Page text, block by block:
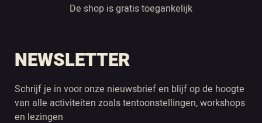
De shop is gratis toegankelijk
NEWSLETTER
Schrijf je in voor onze nieuwsbrief en blijf op de hoogte
van alle activiteiten zoals tentoonstellingen, workshops
en lezingen